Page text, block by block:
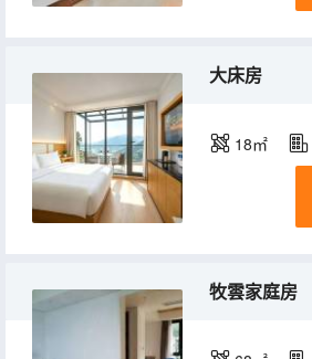
大床房
18㎡
牧雲家庭房